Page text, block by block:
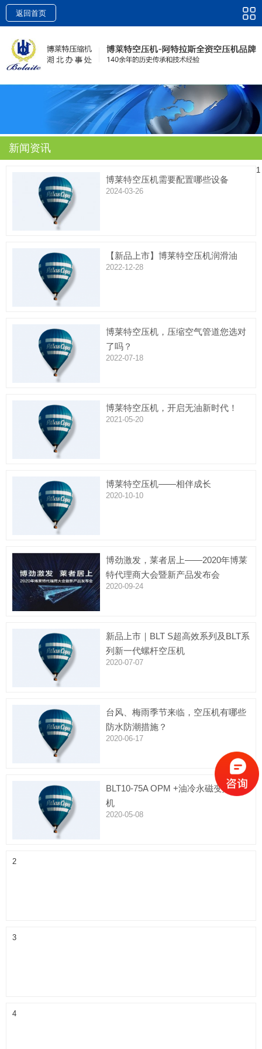
返回首页
新闻资讯
博莱特空压机需要配置哪些设备
2024-03-26
【新品上市】博莱特空压机润滑油
2022-12-28
博莱特空压机，压缩空气管道您选对
了吗？
2022-07-18
博莱特空压机，开启无油新时代！
2021-05-20
博莱特空压机——相伴成长
2020-10-10
博劲激发，莱者居上——2020年博莱
特代理商大会暨新产品发布会
2020-09-24
新品上市｜BLT S超高效系列及BLT系
列新一代螺杆空压机
2020-07-07
台风、梅雨季节来临，空压机有哪些
防水防潮措施？
2020-06-17
BLT10-75A OPM +油冷永磁变频空压
机
2020-05-08
1
2
3
4